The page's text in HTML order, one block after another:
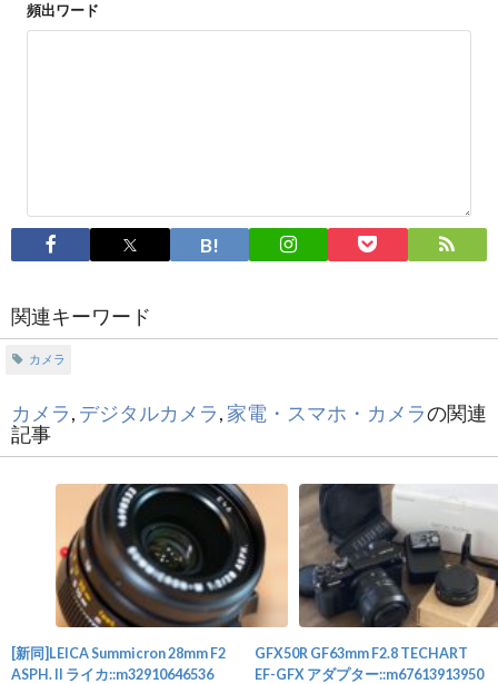
頻出ワード
関連キーワード
カメラ
カメラ, デジタルカメラ, 家電・スマホ・カメラの関連
記事
[新同]LEICA Summicron 28mm F2
ASPH. II ライカ::m32910646536
GFX50R GF63mm F2.8 TECHART
EF-GFX アダプター::m67613913950